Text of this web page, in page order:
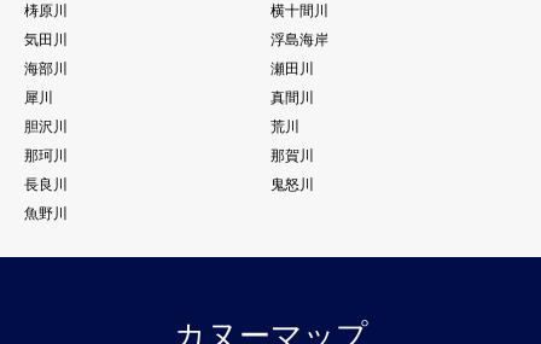
梼原川
横十間川
気田川
浮島海岸
海部川
瀬田川
犀川
真間川
胆沢川
荒川
那珂川
那賀川
長良川
鬼怒川
魚野川
カヌーマップ